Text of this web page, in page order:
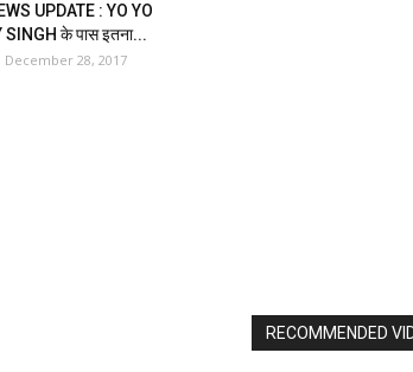
UPDATE : YO YO
SINGH के पास इतना...
December 28, 2017
RECOMMENDED